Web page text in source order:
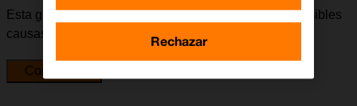
Esta guía te va a conducir a través de una serie de posibles
causas y soluciones al problema.
Comenzar
Rechazar